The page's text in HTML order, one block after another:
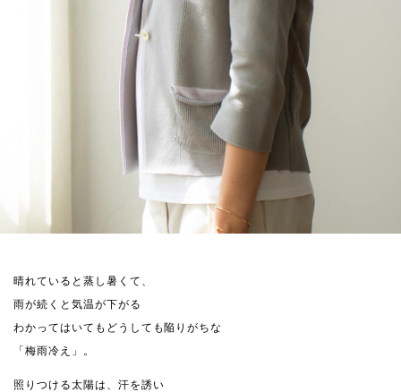
晴れていると蒸し暑くて、
雨が続くと気温が下がる
わかってはいてもどうしても陥りがちな
「梅雨冷え」。
照りつける太陽は、汗を誘い